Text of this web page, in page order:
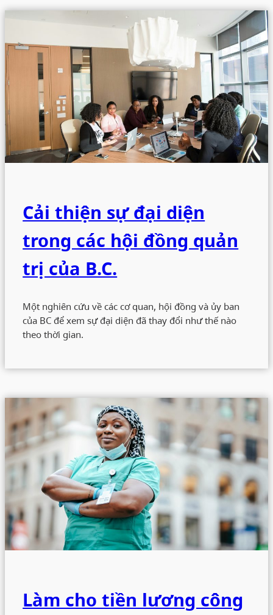
Cải thiện sự đại diện
trong các hội đồng quản
trị của B.C.
Một nghiên cứu về các cơ quan, hội đồng và ủy ban
của BC để xem sự đại diện đã thay đổi như thế nào
theo thời gian.
Làm cho tiền lương công